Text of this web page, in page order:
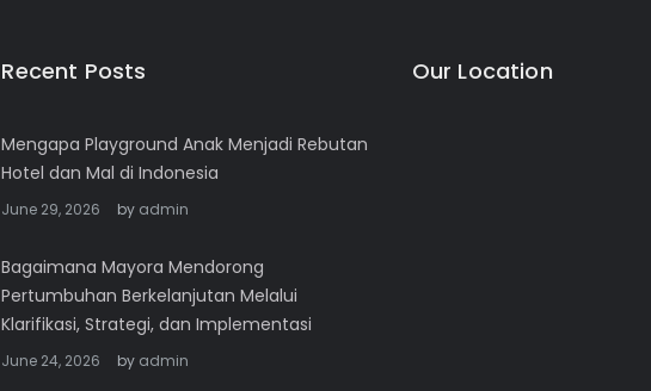
Recent Posts
Mengapa Playground Anak Menjadi Rebutan
Hotel dan Mal di Indonesia
June 29, 2026 by admin
Bagaimana Mayora Mendorong
Pertumbuhan Berkelanjutan Melalui
Klarifikasi, Strategi, dan Implementasi
June 24, 2026 by admin
Our Location